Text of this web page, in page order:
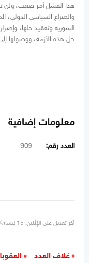
هذا الفشل أمر صعب، ولن
والصراع السياسي الدولي،
السورية وتعقيد حلها،
حل هذه الأزمة، ووصولها
معلومات إضافية
العدد رقم: 909
آخر تعديل على الإثنين, 15 نيسان/أبريل 2019 12:12
غلاف العدد